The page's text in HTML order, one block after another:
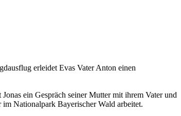
erleidet Evas Vater Anton einen
ein Gespräch seiner Mutter mit ihrem Vater und
Nationalpark Bayerischer Wald arbeitet.